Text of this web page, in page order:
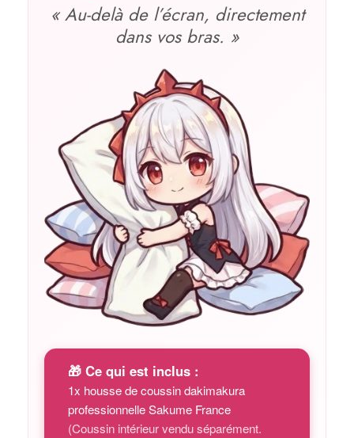
« Au‑delà de l’écran, directement
dans vos bras. »
🎁 Ce qui est inclus :
1x housse de coussin dakimakura
professionnelle Sakume France
(Coussin intérieur vendu séparément.